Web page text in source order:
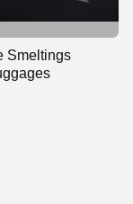
Smeltings